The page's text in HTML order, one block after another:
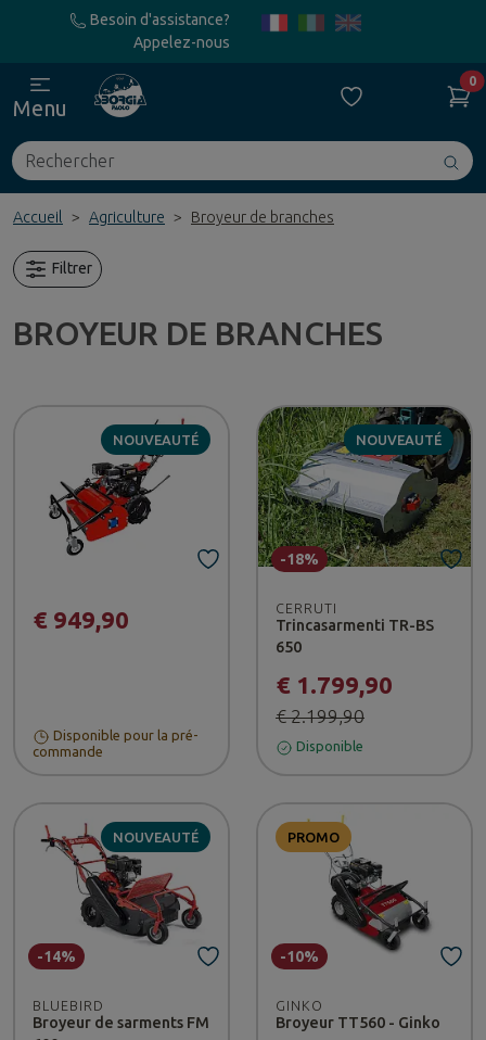
Besoin d'assistance?
Appelez-nous
Rechercher
0
Menu
Accueil Agriculture Broyeur de branches
Filtrer
BROYEUR DE BRANCHES
NOUVEAUTÉ
€ 949,90
Disponible pour la pré-
commande
NOUVEAUTÉ
CERRUTI
Trincasarmenti TR-BS
650
€ 1.799,90
€ 2.199,90
-18%
Disponible
NOUVEAUTÉ
BLUEBIRD
Broyeur de sarments FM
-14%
PROMO
GINKO
Broyeur TT560 - Ginko
-10%